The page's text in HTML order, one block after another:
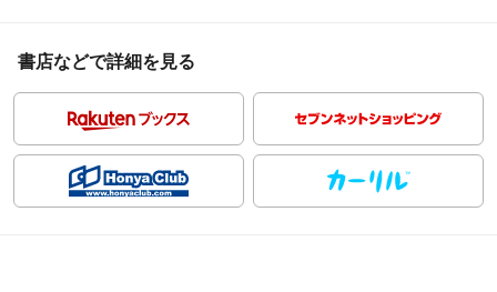
書店などで詳細を見る